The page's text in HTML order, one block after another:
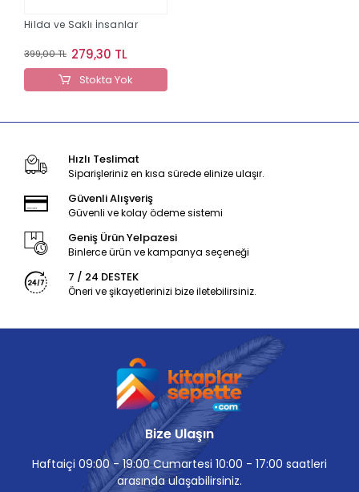
Hilda ve Saklı İnsanlar
399,00 TL 279,30 TL
Stokta Yok
Hızlı Teslimat
Siparişleriniz en kısa sürede elinize ulaşır.
Güvenli Alışveriş
Güvenli ve kolay ödeme sistemi
Geniş Ürün Yelpazesi
Binlerce ürün ve kampanya seçeneği
7 / 24 DESTEK
Öneri ve şikayetlerinizi bize iletebilirsiniz.
Bize Ulaşın
Haftaiçi 09:00 - 19:00 Cumartesi 10:00 - 17:00 saatleri
arasında ulaşabilirsiniz.